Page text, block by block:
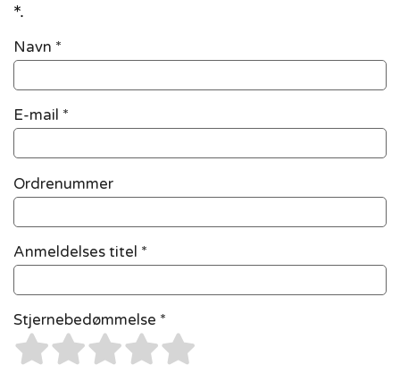
*.
Navn *
E-mail *
Ordrenummer
Anmeldelses titel *
Stjernebedømmelse *